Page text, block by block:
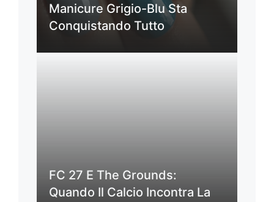
Manicure Grigio-Blu Sta
Conquistando Tutto
FC 27 E The Grounds:
Quando Il Calcio Incontra La